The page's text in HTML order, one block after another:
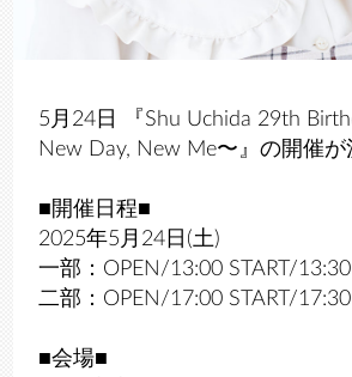
5月24日 『Shu Uchida 29th
New Day, New Me〜』の開催が
■開催日程■
2025年5月24日(土)
一部：OPEN/13:00 START/13:30
二部：OPEN/17:00 START/17:30
■会場■